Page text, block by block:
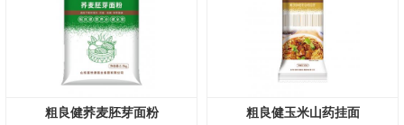
粗良健荞麦胚芽面粉 粗良健玉米山药挂面